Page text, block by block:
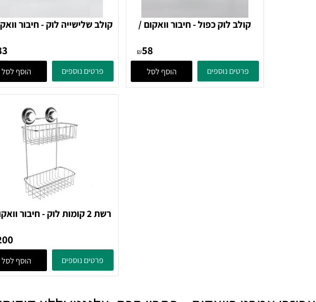
קולב לוק כפול - חיבור וואקום /
הדבקה Tirador
58
קולב שלישייה לוק - חיבור וואקום /
הדבקה Tirador
₪83
הוסף לסל
רשת 2 קומות לוק - חיבור וואקום /
הדבקה Tirador